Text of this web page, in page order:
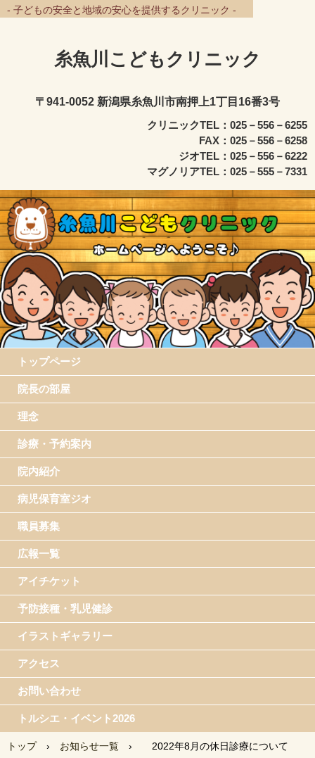
- 子どもの安全と地域の安心を提供するクリニック -
糸魚川こどもクリニック
〒941-0052 新潟県糸魚川市南押上1丁目16番3号
クリニックTEL：025－556－6255
FAX：025－556－6258
ジオTEL：025－556－6222
マグノリアTEL：025－555－7331
トップページ
院長の部屋
理念
診療・予約案内
院内紹介
病児保育室ジオ
職員募集
広報一覧
アイチケット
予防接種・乳児健診
イラストギャラリー
アクセス
お問い合わせ
トルシエ・イベント2026
トップ › お知らせ一覧 › 2022年8月の休日診療について